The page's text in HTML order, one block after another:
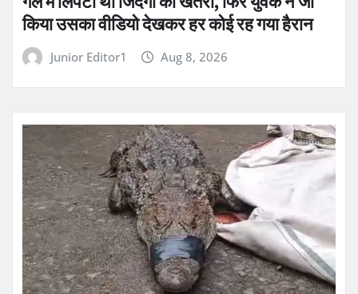
किया उसका वीडियो देखकर हर कोई रह गया हैरान
Junior Editor1 Aug 8, 2026